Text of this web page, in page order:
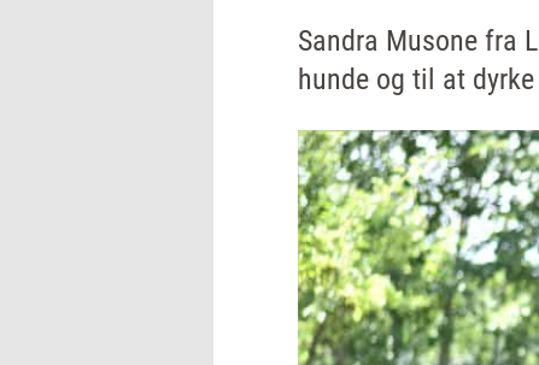
Sandra Musone fra
hunde og til at